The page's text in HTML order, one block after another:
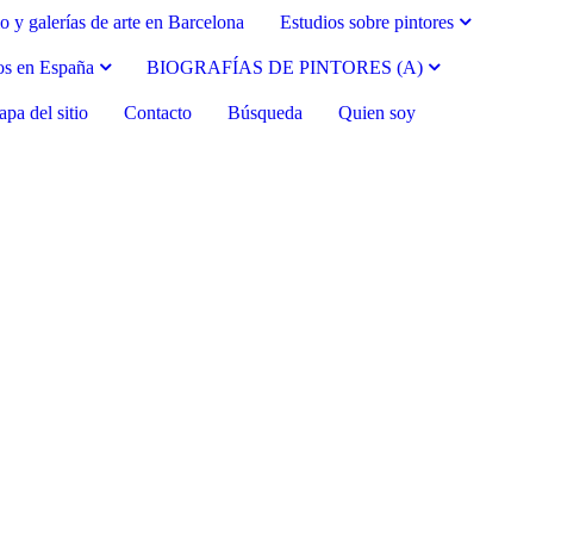
y galerías de arte en Barcelona Estudios sobre pintores
en España BIOGRAFÍAS DE PINTORES (A)
del sitio Contacto Búsqueda Quien soy